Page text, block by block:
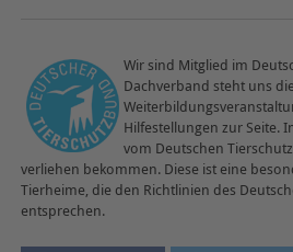
Wir sind Mitglied im
Dachverband steht uns
Hilfestellungen zur Seite.
vom Deutschen
verliehen bekommen. Diese ist eine
Tierheime, die den Richtlinien des
entsprechen.